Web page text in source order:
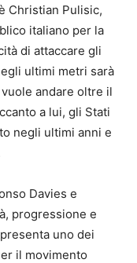
Christian Pulisic,
italiano per la
di attaccare gli
ultimi metri sarà
andare oltre il
a lui, gli Stati
negli ultimi anni e
Davies e
progressione e
uno dei
il movimento